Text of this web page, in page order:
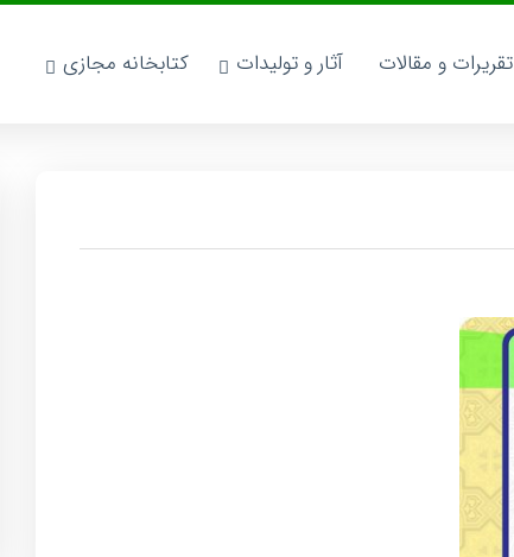
تقریرات و مقالات آثار و تولیدات کتابخانه مجازی